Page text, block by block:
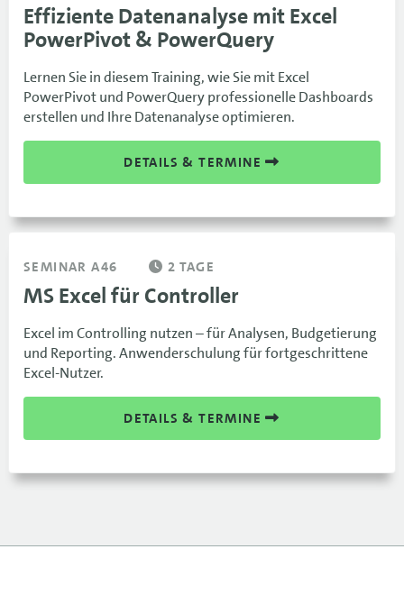
Effiziente Datenanalyse mit Excel
PowerPivot & PowerQuery
Lernen Sie in diesem Training, wie Sie mit Excel
PowerPivot und PowerQuery professionelle Dashboards
erstellen und Ihre Datenanalyse optimieren.
DETAILS & TERMINE
SEMINAR A46 2 TAGE
MS Excel für Controller
Excel im Controlling nutzen – für Analysen, Budgetierung
und Reporting. Anwenderschulung für fortgeschrittene
Excel-Nutzer.
DETAILS & TERMINE